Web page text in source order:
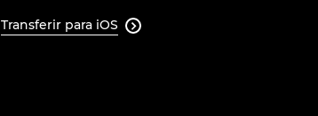
Transferir para iOS 